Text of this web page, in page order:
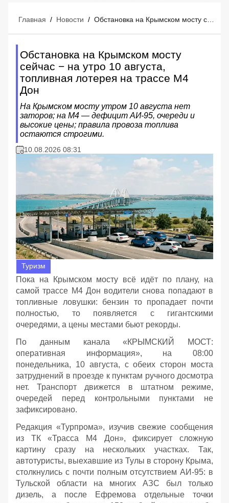
Главная / Новости /
Обстановка на Крымском мосту
сейчас − на утро 10 августа,
топливная лотерея на трассе М4
Дон
На Крымском мосту утром 10 августа нет
заторов; на М4 — дефицит АИ‑95, очереди и
высокие цены; правила провоза топлива
остаются строгими.
10.08.2026 08:31
Туризм
Пока на Крымском мосту всё идёт по плану, на
самой трассе М4 Дон водители снова попадают в
топливные ловушки: бензин то пропадает почти
полностью, то появляется с гигантскими
очередями, а цены местами бьют рекорды.
По данным канала «КРЫМСКИЙ МОСТ:
оперативная информация», на 08:00
понедельника, 10 августа, с обеих сторон моста
затруднений в проезде к пунктам ручного досмотра
нет. Транспорт движется в штатном режиме,
очередей перед контрольными пунктами не
зафиксировано.
Редакция «Турпрома», изучив свежие сообщения
из ТК «Трасса М4 Дон», фиксирует сложную
картину сразу на нескольких участках. Так,
автотуристы, выехавшие из Тулы в сторону Крыма,
столкнулись с почти полным отсутствием АИ‑95: в
Тульской области на многих АЗС был только
дизель, а после Ефремова отдельные точки